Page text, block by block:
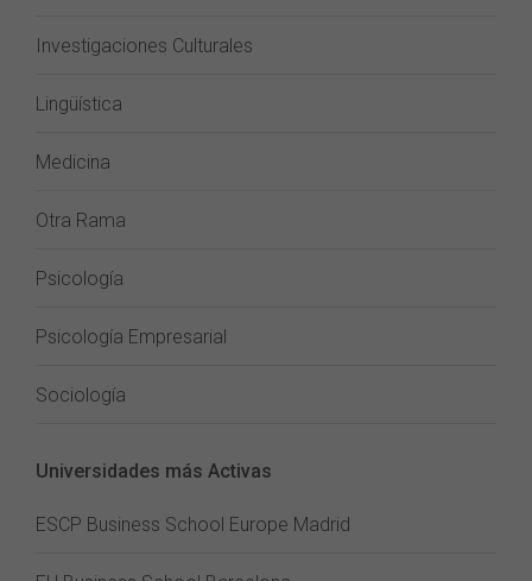
Investigaciones Culturales
Lingüística
Medicina
Otra Rama
Psicología
Psicología Empresarial
Sociología
Universidades más Activas
ESCP Business School Europe Madrid